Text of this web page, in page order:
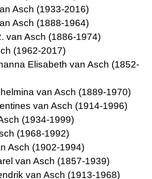
Asch (1933-2016)
Asch (1888-1964)
van Asch (1886-1974)
(1962-2017)
Elisabeth van Asch (1852-
van Asch (1889-1970)
van Asch (1914-1996)
(1934-1999)
(1968-1992)
Asch (1902-1994)
van Asch (1857-1939)
van Asch (1913-1968)